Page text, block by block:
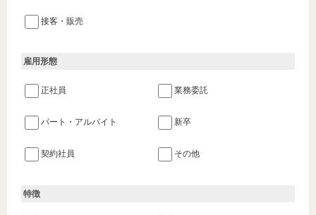
接客・販売
雇用形態
正社員 業務委託
パート・アルバイト 新卒
契約社員 その他
特徴